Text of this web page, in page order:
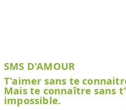
SMS D'AMOUR
T'aimer sans te
Mais te connaître sans
impossible.